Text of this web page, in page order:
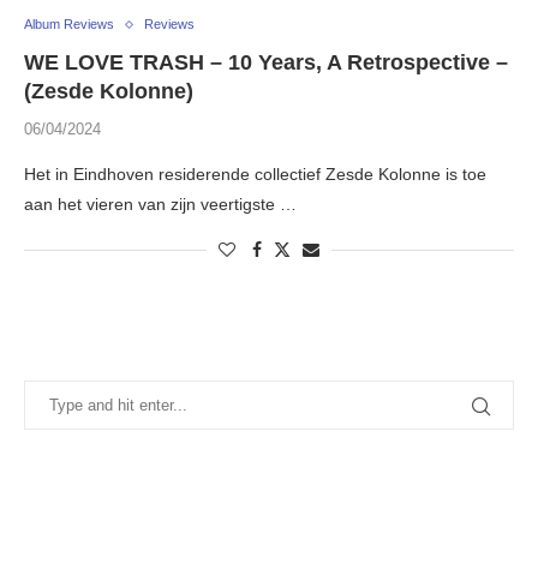
Album Reviews Reviews
WE LOVE TRASH – 10 Years, A Retrospective –
(Zesde Kolonne)
06/04/2024
Het in Eindhoven residerende collectief Zesde Kolonne is toe
aan het vieren van zijn veertigste …